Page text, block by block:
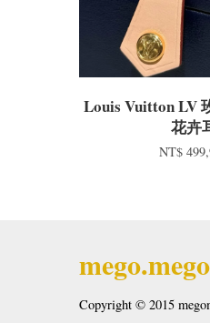
Louis Vuitton LV
花卉
NT$
Copyright © 2015